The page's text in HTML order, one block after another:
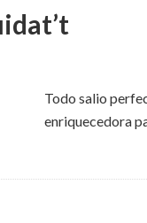
Todo salio
enriquecedora